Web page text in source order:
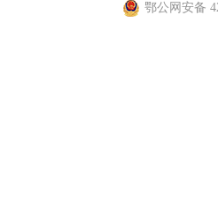
鄂公网安备